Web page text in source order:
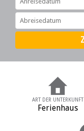
ART DER UNTERKUNFT
Ferienhaus